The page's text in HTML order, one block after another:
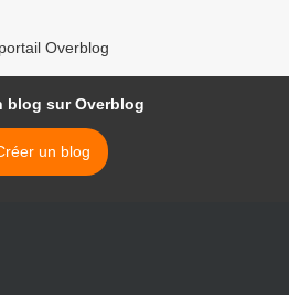
Overblog
blog sur Overblog
un blog